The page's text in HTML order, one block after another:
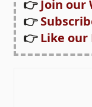
👉Join our
👉
👉Like our